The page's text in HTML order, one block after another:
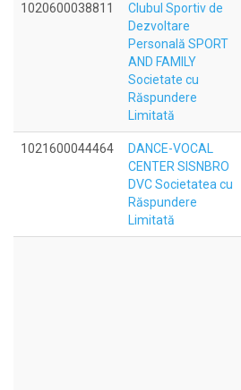
1020600038811
Clubul Sportiv de
Dezvoltare
Personală SPORT
AND FAMILY
Societate cu
Răspundere
Limitată
1021600044464
DANCE-VOCAL
CENTER SISNBRO
DVC Societatea cu
Răspundere
Limitată